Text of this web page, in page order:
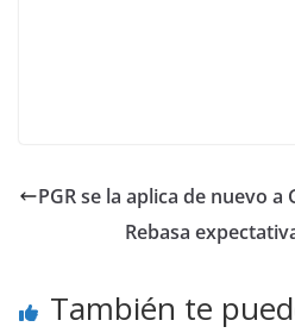
PGR se la aplica de nuevo a
Rebasa
También te